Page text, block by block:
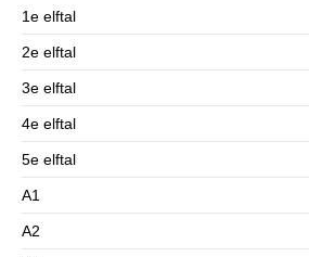
1e elftal
2e elftal
3e elftal
4e elftal
5e elftal
A1
A2